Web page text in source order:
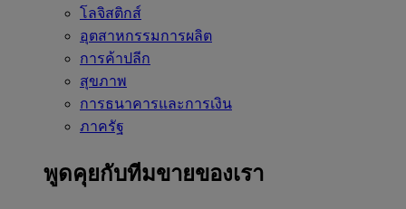
โลจิสติกส์
อุตสาหกรรมการผลิต
การค้าปลีก
สุขภาพ
การธนาคารและการเงิน
ภาครัฐ
พูดคุยกับทีมขายของเรา